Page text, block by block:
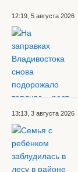
12:19, 5 августа 2026
13:13, 3 августа 2026